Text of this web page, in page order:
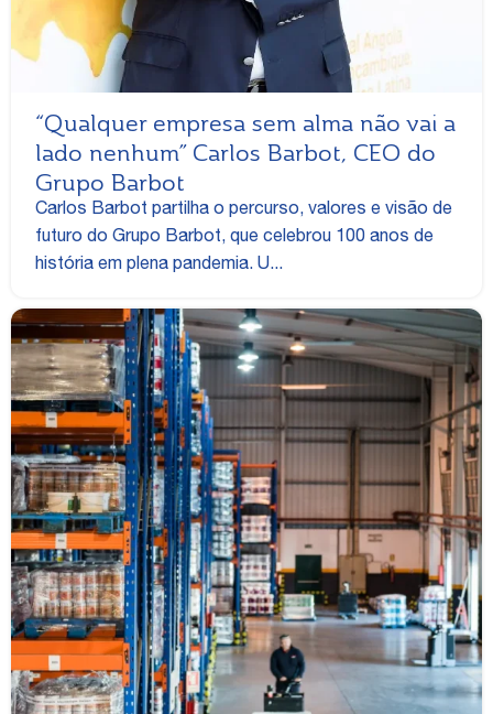
“Qualquer empresa sem alma não vai a
lado nenhum” Carlos Barbot, CEO do
Grupo Barbot
Carlos Barbot partilha o percurso, valores e visão de
futuro do Grupo Barbot, que celebrou 100 anos de
história em plena pandemia. U...